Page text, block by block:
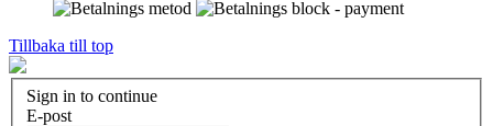
Tillbaka till top
Sign in to continue
E-post